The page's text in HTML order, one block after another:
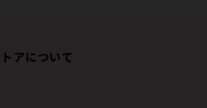
アについて